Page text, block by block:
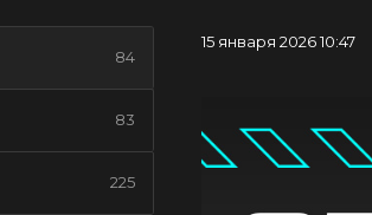
15 января 2026 10:47
84
83
225